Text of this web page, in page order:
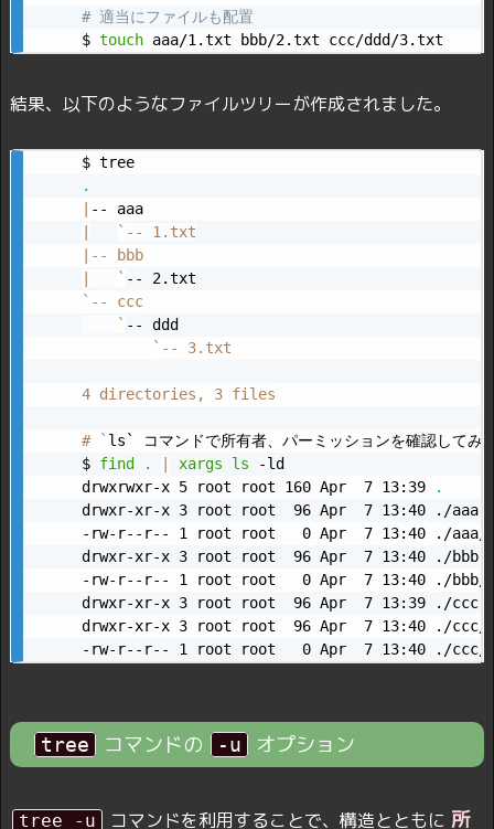
# 適当にファイルも配置
$ touch aaa/1.txt bbb/2.txt ccc/ddd/3.txt
結果、以下のようなファイルツリーが作成されました。
.
`
`
` -- ccc
` -- ddd
` -- 3.txt
4 directories, 3 files
# ` ls` コマンドで所有者、パーミッションを確認してみ
$ find . xargs ls -ld
drwxrwxr-x 5 root root 160 Apr  7 13:39
.
drwxr-xr-x 3 root root  96 Apr  7 13:40 ./aaa
-rw-r--r-- 1 root root   0 Apr  7 13:40 ./aaa/
drwxr-xr-x 3 root root  96 Apr  7 13:40 ./bbb
-rw-r--r-- 1 root root   0 Apr  7 13:40 ./bbb/
drwxr-xr-x 3 root root  96 Apr  7 13:39 ./ccc
drwxr-xr-x 3 root root  96 Apr  7 13:40 ./ccc/
-rw-r--r-- 1 root root   0 Apr  7 13:40 ./ccc/
tree コマンドの -u オプション
tree -u コマンドを利用することで、構造とともに 所